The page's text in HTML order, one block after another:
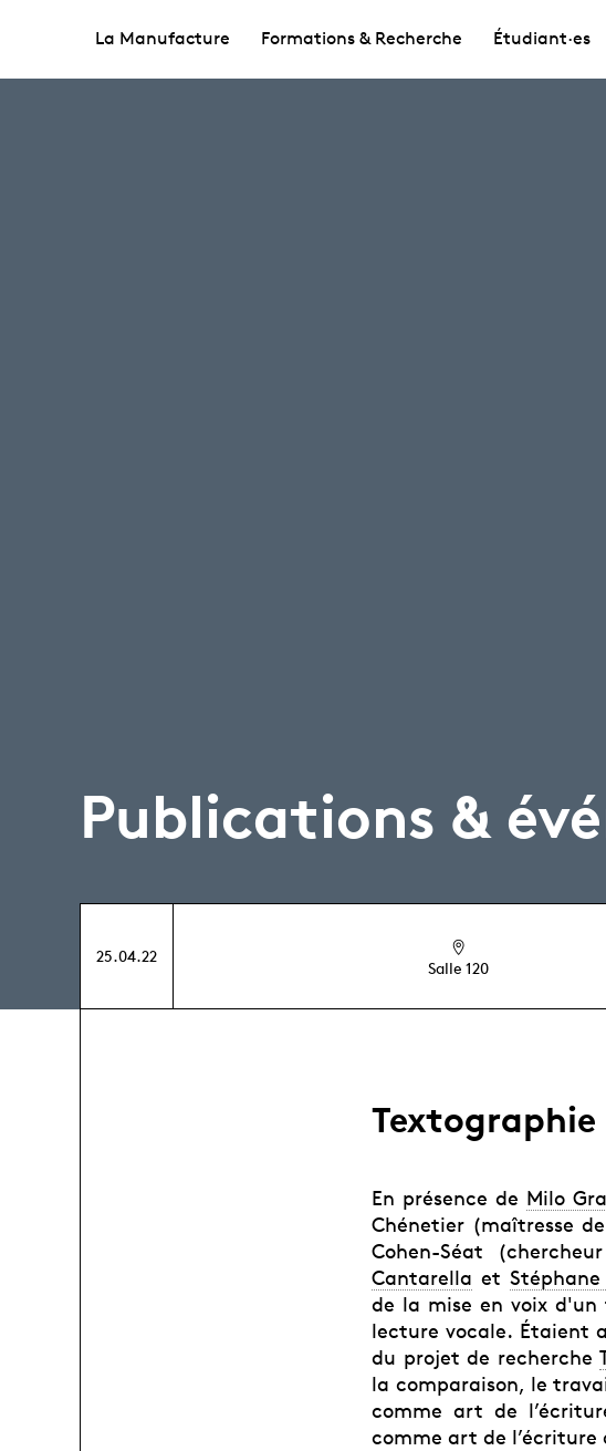
La Manufacture Formations & Recherche Étudiant·es
Publications &
25.04.22
Salle 120
En présence de Milo
Chénetier (maîtresse
Cohen-Séat
Cantarella et
de la mise en voix
lecture vocale. Étaient
du projet de recherche
la comparaison, le
comme art de
comme art de l’écriture